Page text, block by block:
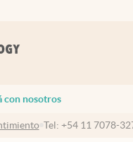
con nosotros
Tel: +54 11 7078-